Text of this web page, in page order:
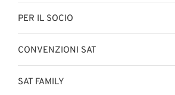
PER IL SOCIO
CONVENZIONI SAT
SAT FAMILY